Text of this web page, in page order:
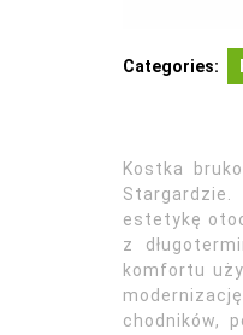
Categories:
Kostka
estetykę
z
komfortu
chodników,